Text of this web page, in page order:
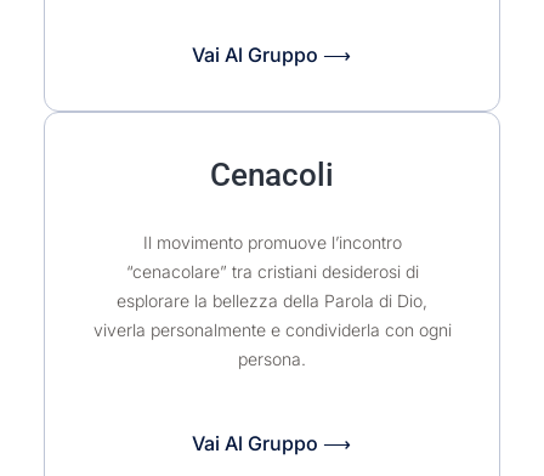
Vai Al Gruppo ⟶
Cenacoli
Il movimento promuove l’incontro
“cenacolare” tra cristiani desiderosi di
esplorare la bellezza della Parola di Dio,
viverla personalmente e condividerla con ogni
persona.
Vai Al Gruppo ⟶